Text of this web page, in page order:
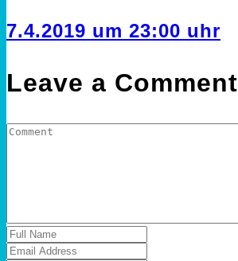
7.4.2019 um 23:00 uhr
Leave a Comment